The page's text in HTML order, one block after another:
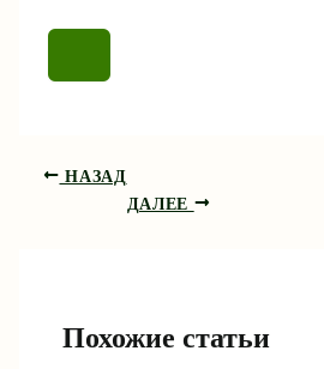
НАЗАД
ДАЛЕЕ
Похожие статьи